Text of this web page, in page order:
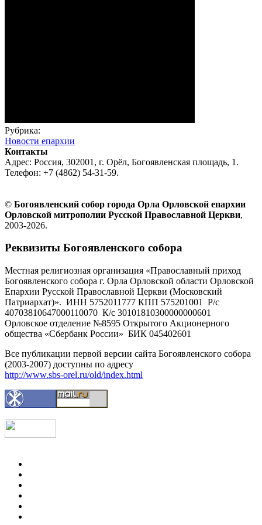
Рубрика:
Новости епархии
Контакты
Адрес: Россия, 302001, г. Орёл, Богоявленская площадь, 1.
Телефон: +7 (4862) 54-31-59.
© Богоявленский собор города Орла Орловской епархии
Орловской митрополии Русской Православной Церкви,
2003-2026.
Реквизиты Богоявленского собора
Местная религиозная организация «Православный приход
Богоявленского собора г. Орла Орловской области Орловской
Епархии Русской Православной Церкви (Московский
Патриархат)». ИНН 5752011777 КПП 575201001 Р/с
40703810647000110070 К/с 30101810300000000601
Орловское отделение №8595 Открытого Акционерного
общества «Сбербанк России» БИК 045402601
Все публикации первой версии сайта Богоявленского собора
(2003-2007) доступны по адресу
http://www.sbs-orel.ru/old/index.html